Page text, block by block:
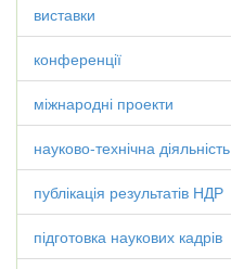
виставки
конференції
міжнародні проекти
науково-технічна діяльність
публікація результатів НДР
підготовка наукових кадрів